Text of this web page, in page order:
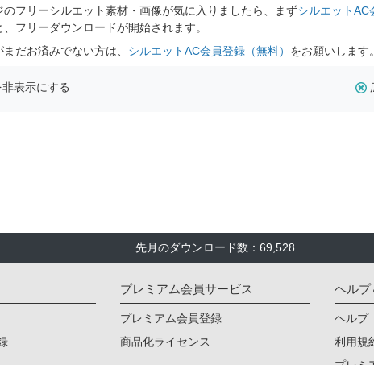
のフリーシルエット素材・画像が気に入りましたら、まずシルエットAC
、フリーダウンロードが開始されます。
だお済みでない方は、 シルエットAC会員登録（無料） をお願いします。
表示にする
先月のダウンロード数：69,528
プレミアム会員サービス
プレミアム会員登録
商品化ライセンス
ヘルプ
ヘルプ
利用規